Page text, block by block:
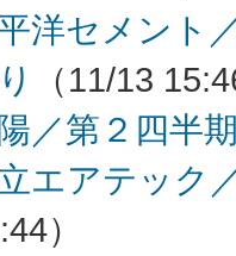
洋セメント
（11/13
／第２四半
エアテック
）